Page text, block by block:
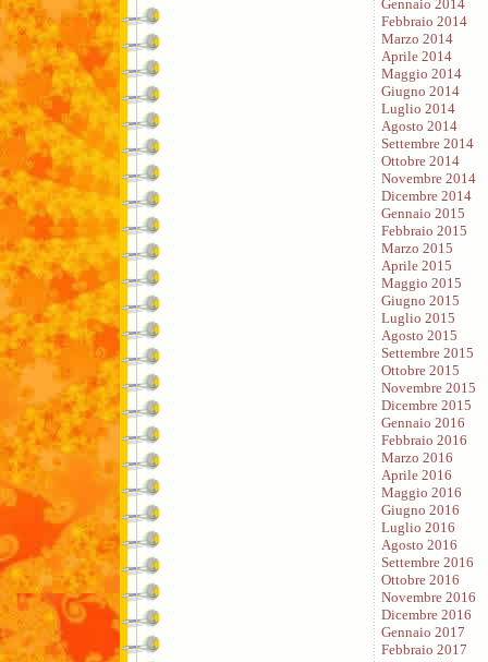
Gennaio 2014
Febbraio 2014
Marzo 2014
Aprile 2014
Maggio 2014
Giugno 2014
Luglio 2014
Agosto 2014
Settembre 2014
Ottobre 2014
Novembre 2014
Dicembre 2014
Gennaio 2015
Febbraio 2015
Marzo 2015
Aprile 2015
Maggio 2015
Giugno 2015
Luglio 2015
Agosto 2015
Settembre 2015
Ottobre 2015
Novembre 2015
Dicembre 2015
Gennaio 2016
Febbraio 2016
Marzo 2016
Aprile 2016
Maggio 2016
Giugno 2016
Luglio 2016
Agosto 2016
Settembre 2016
Ottobre 2016
Novembre 2016
Dicembre 2016
Gennaio 2017
Febbraio 2017